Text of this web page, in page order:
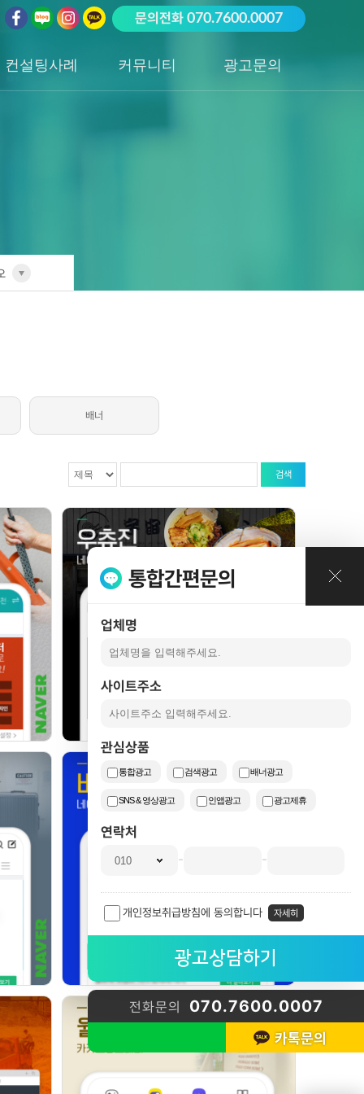
통합간편문의
업체명
사이트주소
관심상품
통합광고 검색광고 배너광고
SNS & 영상광고 인앱광고 광고제휴
연락처
- -
개인정보취급방침에 동의합니다 자세히
전화문의 070.7600.0007
카톡문의
문의전화 070.7600.0007
컨설팅사례 커뮤니티 광고문의
배너
검색